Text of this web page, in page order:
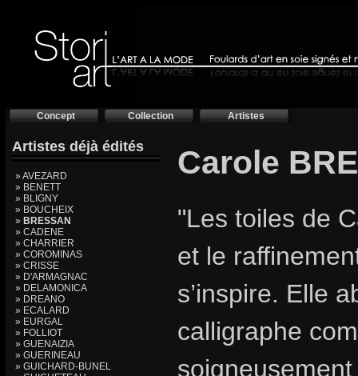
Concept Collection Artistes
Artistes déjà édités
» AVEZARD
» BENETT
» BLIGNY
» BOUCHEIX
» BRESSAN
» CADENE
» CHARRIER
» COROMINAS
» CRISSE
» D'ARMAGNAC
» DELAMONICA
» DREANO
» ECALARD
» EURGAL
» FOLLIOT
» GUENAIZIA
» GUERINEAU
» GUICHARD-BUNEL
Carole
"Les toiles de
et le
s’inspire. Elle
calligraphe